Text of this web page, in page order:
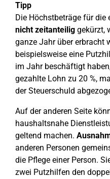
Tipp
Die Höchstbeträge für die
nicht zeitanteilig gekürzt,
ganze Jahr über erbracht
beispielsweise eine
im Jahr beschäftigt
gezahlte Lohn zu 20 %,
der Steuerschuld
Auf der anderen Seite
haushaltsnahe
geltend machen.
anderen Personen
die Pflege einer Person.
zwei Putzhilfen den